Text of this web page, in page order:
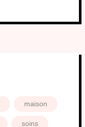
maison
soins